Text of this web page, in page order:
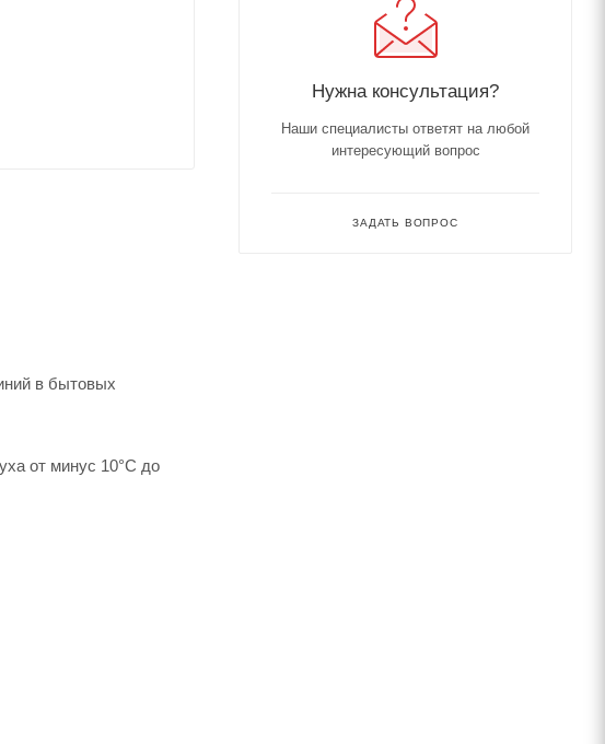
в бытовых
от минус 10°С до
Нужна консультация?
Наши специалисты ответят на любой
интересующий вопрос
ЗАДАТЬ ВОПРОС